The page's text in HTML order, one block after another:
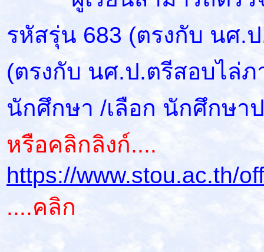
รหัสรุ่น 683 (ตรงกับ นศ.
(ตรงกับ นศ.ป.ตรีสอบไล่ภ
นักศึกษา /เลือก นักศึกษา
หรือคลิกลิงก์....
https://www.stou.ac.th/
....คลิก